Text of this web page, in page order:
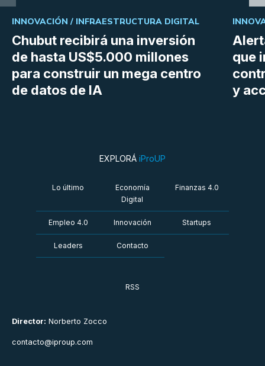
Chubut recibirá una inversión
de hasta US$5.000 millones
para construir un mega centro
de datos de IA
INNOVACIÓN / INFRAESTRUCTURA DIGITAL
que
y
Director: Norberto Zocco
contacto@iproup.com
EXPLORÁ iProUP
Lo último
Economía
Digital
Finanzas 4.0
Empleo 4.0 Innovación Startups
Leaders Contacto
RSS